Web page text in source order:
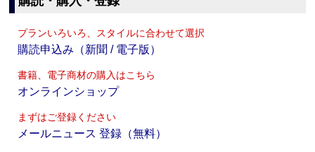
プランいろいろ、スタイルに合わせて選択
購読申込み（新聞 / 電子版）
書籍、電子商材の購入はこちら
オンラインショップ
まずはご登録ください
メールニュース 登録（無料）